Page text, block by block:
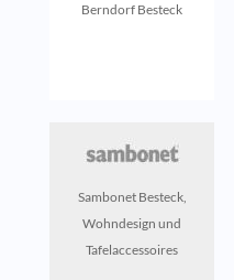
Berndorf Besteck
Sambonet Besteck,
Wohndesign und
Tafelaccessoires